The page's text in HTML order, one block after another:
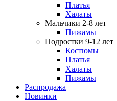
Платья
Халаты
Мальчики 2-8 лет
Пижамы
Подростки 9-12 лет
Костюмы
Платья
Халаты
Пижамы
Распродажа
Новинки